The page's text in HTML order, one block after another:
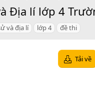
Địa lí lớp 4
và địa lí lớp 4 đề thi
Tải về